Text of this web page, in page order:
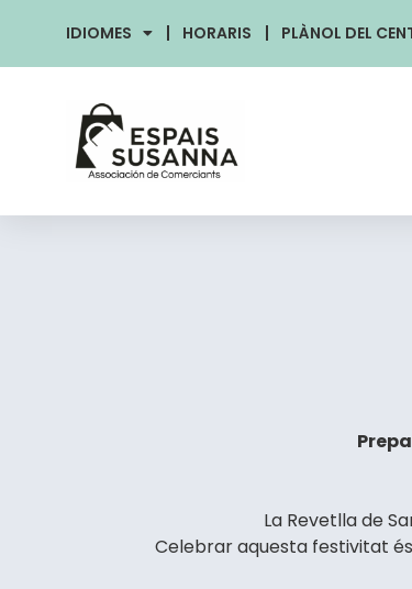
IDIOMES HORARIS PLÀNOL DEL
La Revetlla de
Celebrar aquesta festivitat